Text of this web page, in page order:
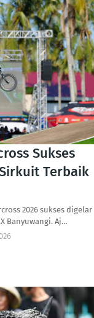
Sukses
Terbaik
2026 sukses digelar
Banyuwangi. Aj…